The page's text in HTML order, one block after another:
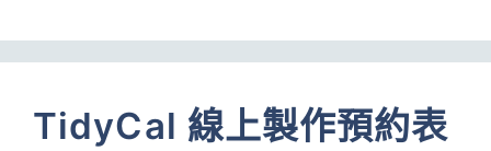
TidyCal 線上製作預約表